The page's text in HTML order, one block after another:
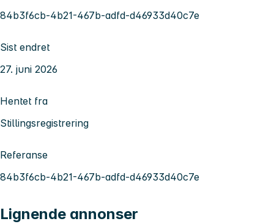
84b3f6cb-4b21-467b-adfd-d46933d40c7e
Sist endret
27. juni 2026
Hentet fra
Stillingsregistrering
Referanse
84b3f6cb-4b21-467b-adfd-d46933d40c7e
Lignende annonser